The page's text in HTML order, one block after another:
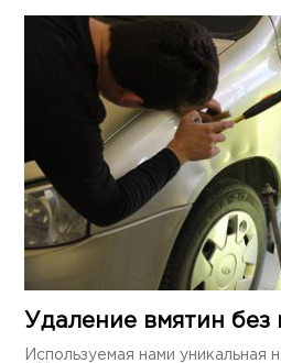
Удаление вмятин без
Используемая нами уникальная